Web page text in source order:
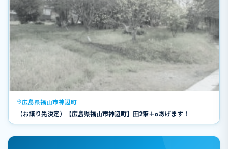
広島県福山市神辺町
（お譲り先決定）【広島県福山市神辺町】田2筆＋αあげます！